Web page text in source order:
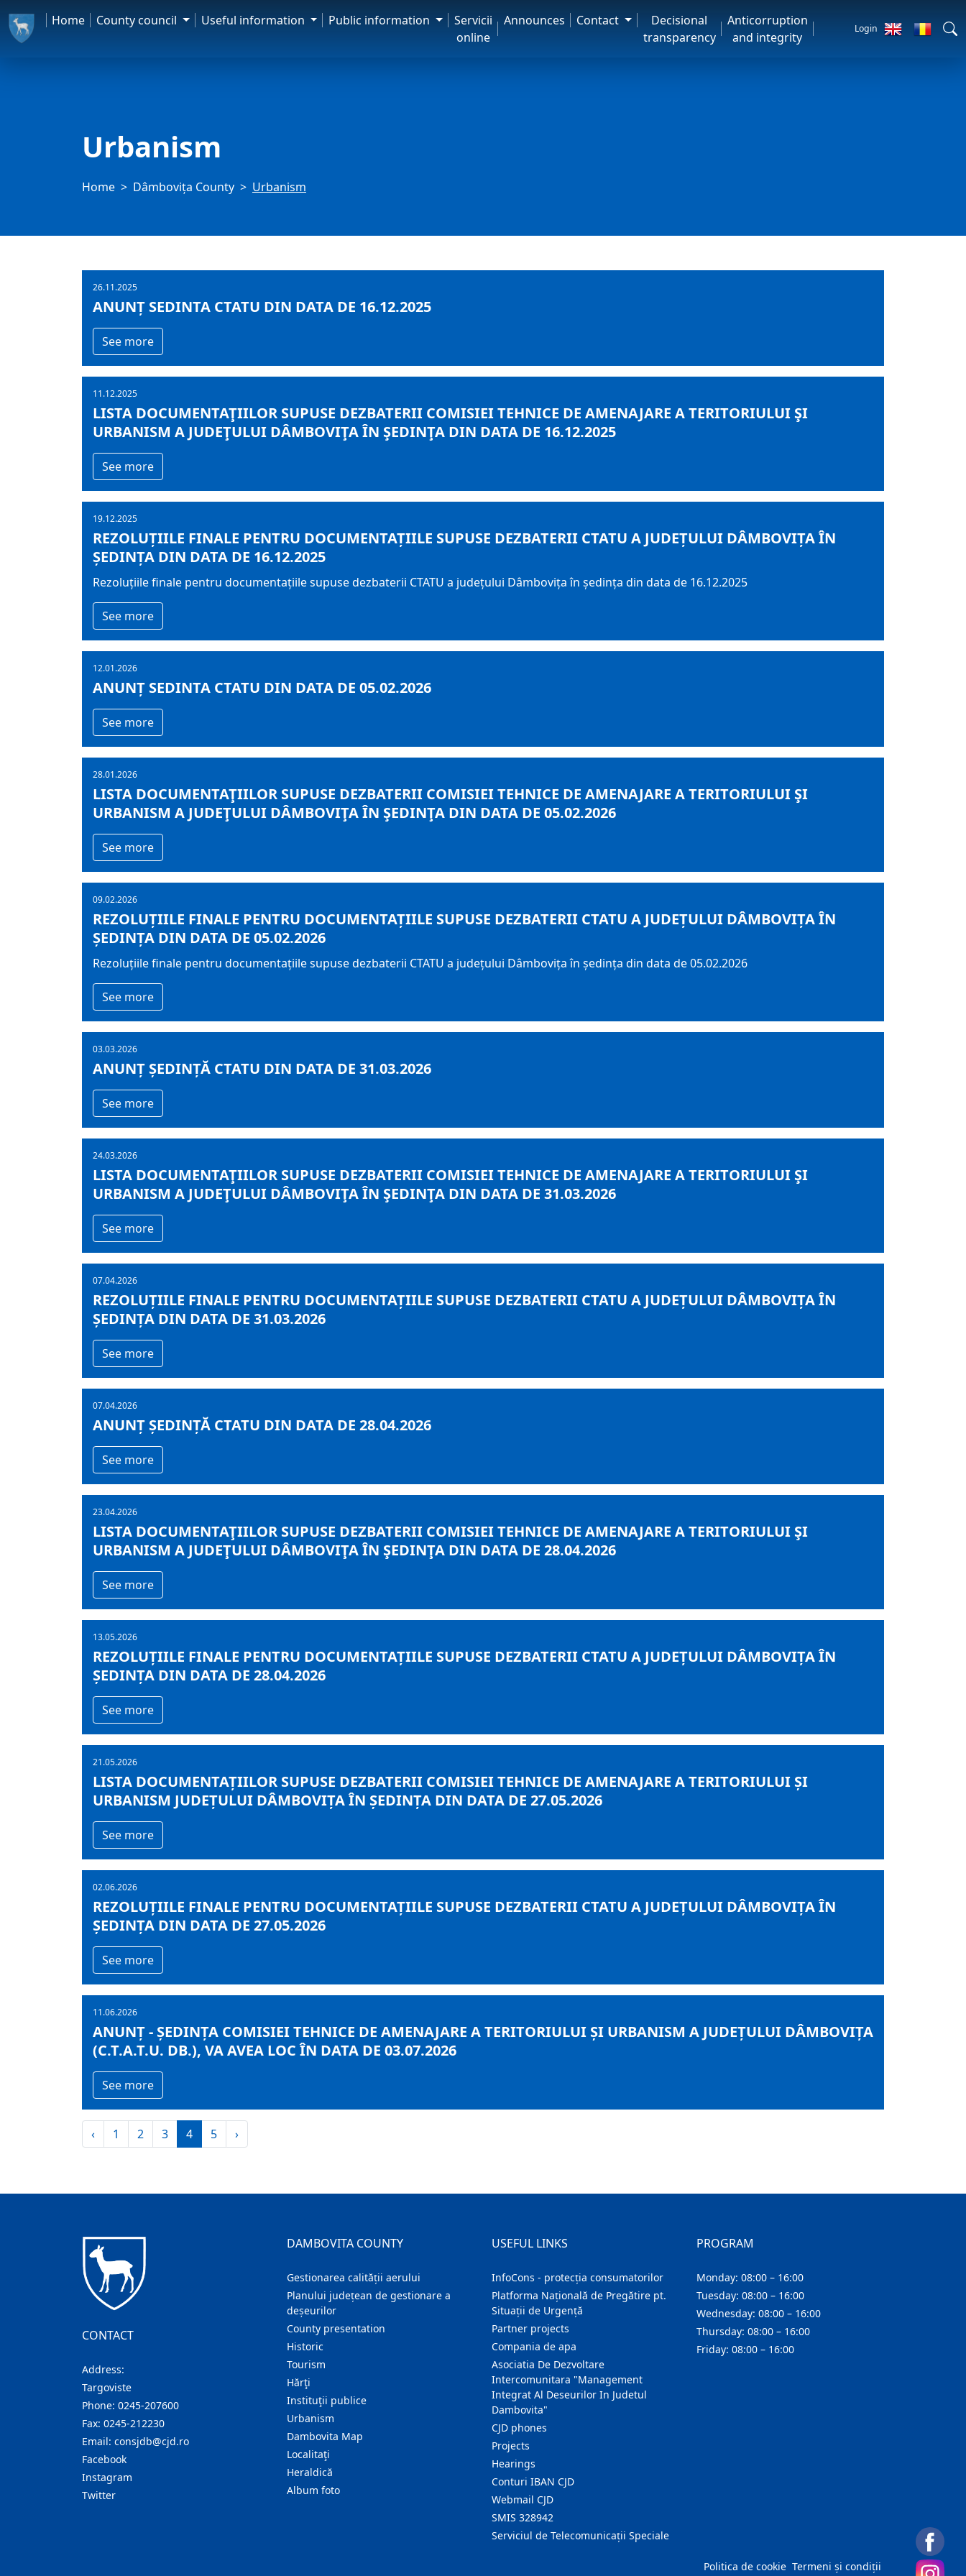
Home County council Useful information Public information
Servicii
online
Announces Contact
Decisional
transparency
Anticorruption
and integrity
Login
Urbanism
Home Dâmbovița County Urbanism
26.11.2025
ANUNȚ SEDINTA CTATU DIN DATA DE 16.12.2025
See more
11.12.2025
LISTA DOCUMENTAŢIILOR SUPUSE DEZBATERII COMISIEI TEHNICE DE AMENAJARE A TERITORIULUI ŞI
URBANISM A JUDEŢULUI DÂMBOVIŢA ÎN ŞEDINŢA DIN DATA DE 16.12.2025
See more
19.12.2025
REZOLUȚIILE FINALE PENTRU DOCUMENTAȚIILE SUPUSE DEZBATERII CTATU A JUDEȚULUI DÂMBOVIȚA ÎN
ȘEDINȚA DIN DATA DE 16.12.2025
Rezoluțiile finale pentru documentațiile supuse dezbaterii CTATU a județului Dâmbovița în ședința din data de 16.12.2025
See more
12.01.2026
ANUNȚ SEDINTA CTATU DIN DATA DE 05.02.2026
See more
28.01.2026
LISTA DOCUMENTAŢIILOR SUPUSE DEZBATERII COMISIEI TEHNICE DE AMENAJARE A TERITORIULUI ŞI
URBANISM A JUDEŢULUI DÂMBOVIŢA ÎN ŞEDINŢA DIN DATA DE 05.02.2026
See more
09.02.2026
REZOLUȚIILE FINALE PENTRU DOCUMENTAȚIILE SUPUSE DEZBATERII CTATU A JUDEȚULUI DÂMBOVIȚA ÎN
ȘEDINȚA DIN DATA DE 05.02.2026
Rezoluțiile finale pentru documentațiile supuse dezbaterii CTATU a județului Dâmbovița în ședința din data de 05.02.2026
See more
03.03.2026
ANUNȚ ȘEDINȚĂ CTATU DIN DATA DE 31.03.2026
See more
24.03.2026
LISTA DOCUMENTAŢIILOR SUPUSE DEZBATERII COMISIEI TEHNICE DE AMENAJARE A TERITORIULUI ŞI
URBANISM A JUDEŢULUI DÂMBOVIŢA ÎN ŞEDINŢA DIN DATA DE 31.03.2026
See more
07.04.2026
REZOLUȚIILE FINALE PENTRU DOCUMENTAȚIILE SUPUSE DEZBATERII CTATU A JUDEȚULUI DÂMBOVIȚA ÎN
ȘEDINȚA DIN DATA DE 31.03.2026
See more
07.04.2026
ANUNȚ ȘEDINȚĂ CTATU DIN DATA DE 28.04.2026
See more
23.04.2026
LISTA DOCUMENTAŢIILOR SUPUSE DEZBATERII COMISIEI TEHNICE DE AMENAJARE A TERITORIULUI ŞI
URBANISM A JUDEŢULUI DÂMBOVIŢA ÎN ŞEDINŢA DIN DATA DE 28.04.2026
See more
13.05.2026
REZOLUȚIILE FINALE PENTRU DOCUMENTAȚIILE SUPUSE DEZBATERII CTATU A JUDEȚULUI DÂMBOVIȚA ÎN
ȘEDINȚA DIN DATA DE 28.04.2026
See more
21.05.2026
LISTA DOCUMENTAȚIILOR SUPUSE DEZBATERII COMISIEI TEHNICE DE AMENAJARE A TERITORIULUI ȘI
URBANISM JUDEȚULUI DÂMBOVIȚA ÎN ȘEDINȚA DIN DATA DE 27.05.2026
See more
02.06.2026
REZOLUȚIILE FINALE PENTRU DOCUMENTAȚIILE SUPUSE DEZBATERII CTATU A JUDEȚULUI DÂMBOVIȚA ÎN
ȘEDINȚA DIN DATA DE 27.05.2026
See more
11.06.2026
ANUNȚ - ȘEDINȚA COMISIEI TEHNICE DE AMENAJARE A TERITORIULUI ȘI URBANISM A JUDEȚULUI DÂMBOVIȚA
(C.T.A.T.U. DB.), VA AVEA LOC ÎN DATA DE 03.07.2026
See more
‹ 1 2 3 4 5 ›
CONTACT
Address:
Targoviste
Phone: 0245-207600
Fax: 0245-212230
Email: consjdb@cjd.ro
Facebook
Instagram
Twitter
DAMBOVITA COUNTY
Gestionarea calității aerului
Planului județean de gestionare a
deșeurilor
County presentation
Historic
Tourism
Hărţi
Instituţii publice
Urbanism
Dambovita Map
Localitaţi
Heraldică
Album foto
USEFUL LINKS
InfoCons - protecția consumatorilor
Platforma Națională de Pregătire pt.
Situații de Urgență
Partner projects
Compania de apa
Asociatia De Dezvoltare
Intercomunitara "Management
Integrat Al Deseurilor In Judetul
Dambovita"
CJD phones
Projects
Hearings
Conturi IBAN CJD
Webmail CJD
SMIS 328942
Serviciul de Telecomunicații Speciale
PROGRAM
Monday: 08:00 – 16:00
Tuesday: 08:00 – 16:00
Wednesday: 08:00 – 16:00
Thursday: 08:00 – 16:00
Friday: 08:00 – 16:00
Politica de cookie Termeni și condiții